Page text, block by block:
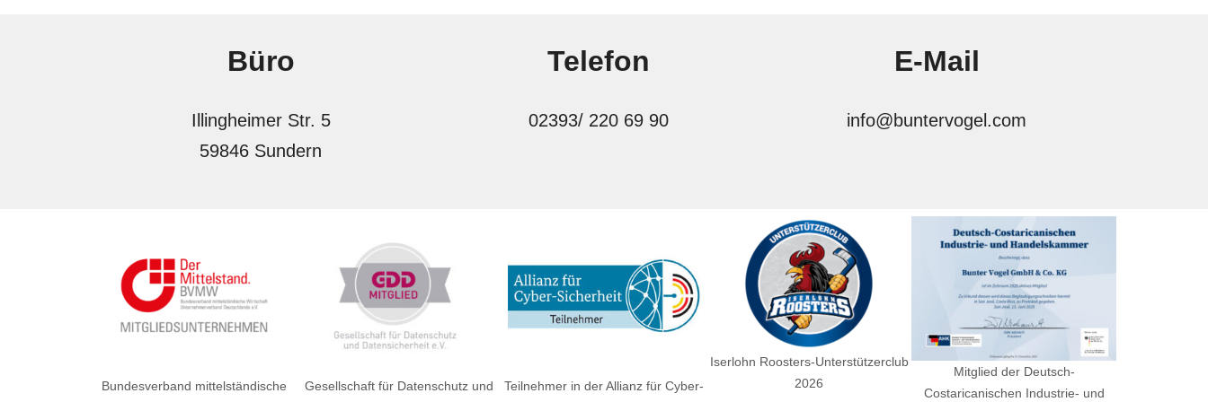
Büro
Illingheimer Str. 5
59846 Sundern
Telefon
02393/ 220 69 90
E-Mail
info@buntervogel.com
Bundesverband mittelständische
Gesellschaft für Datenschutz und
Teilnehmer in der Allianz für Cyber-
Iserlohn Roosters-Unterstützerclub
2026
Mitglied der Deutsch-
Costaricanischen Industrie- und